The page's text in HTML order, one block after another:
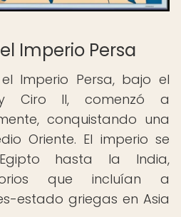
Imperio Persa
Imperio Persa, bajo el
Ciro II, comenzó a
conquistando una
Oriente. El imperio se
hasta la India,
que incluían a
estado griegas en Asia